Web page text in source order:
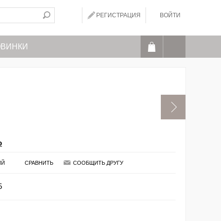
РЕГИСТРАЦИЯ ВОЙТИ
СРАВНИТЬ СООБЩИТЬ ДРУГУ